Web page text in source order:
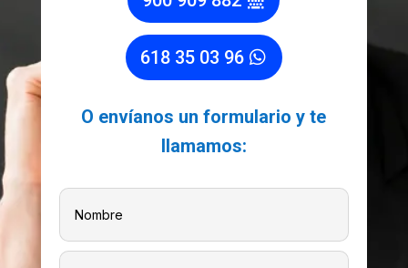
618 35 03 96
O envíanos un formulario y te
llamamos: